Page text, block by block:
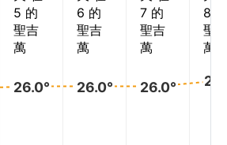
26.0° 26.0° 26.0°